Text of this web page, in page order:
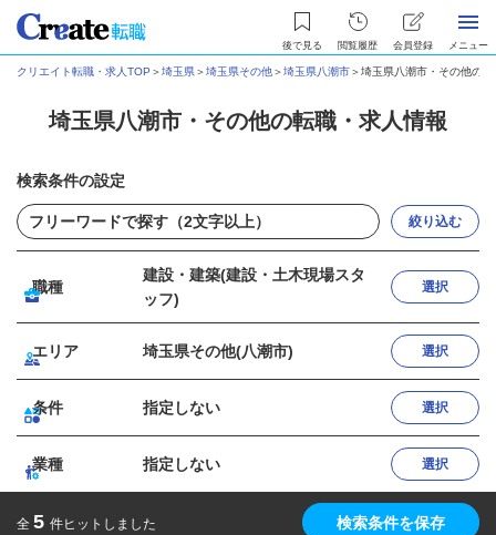
後で見る 閲覧履歴 会員登録 メニュー
クリエイト転職・求人TOP ＞埼玉県＞埼玉県その他＞埼玉県八潮市＞埼玉県八潮市・その他の
埼玉県八潮市・その他の転職・求人情報
検索条件の設定
絞り込む
職種
建設・建築(建設・土木現場スタ
ッフ)
選択
エリア 埼玉県その他(八潮市) 選択
条件 指定しない 選択
業種 指定しない 選択
全 5 件ヒットしました 検索条件を保存